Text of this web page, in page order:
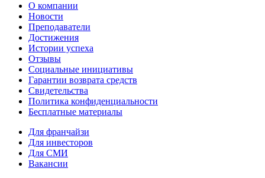
О компании
Новости
Преподаватели
Достижения
Истории успеха
Отзывы
Социальные инициативы
Гарантии возврата средств
Свидетельства
Политика конфиденциальности
Бесплатные материалы
Для франчайзи
Для инвесторов
Для СМИ
Вакансии